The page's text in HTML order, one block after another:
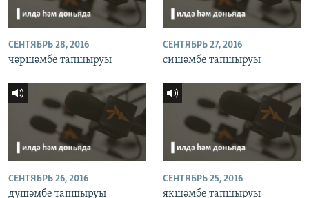
СЕНТЯБРЬ 28, 2016
чәршәмбе тапшыруы
СЕНТЯБРЬ 27, 2016
сишәмбе тапшыруы
СЕНТЯБРЬ 26, 2016
дүшәмбе тапшыруы
СЕНТЯБРЬ 25, 2016
якшәмбе тапшыруы